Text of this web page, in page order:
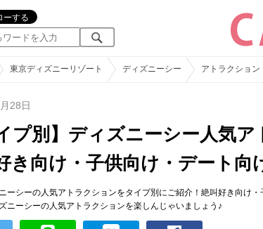
東京ディズニーリゾート ディズニーシー アトラクション
28日
プ別】ディズニーシー人気ア
き向け・子供向け・デート向
ーシーの人気アトラクションをタイプ別にご紹介！絶叫好き向け
ニーシーの人気アトラクションを楽しんじゃいましょう♪